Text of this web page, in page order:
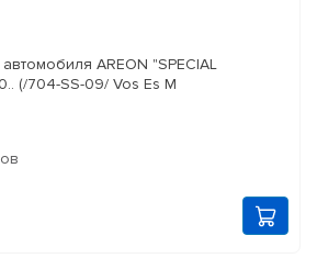
AREON "SPECIAL
..120.360.. (/704-SS-09/ Vos Es M